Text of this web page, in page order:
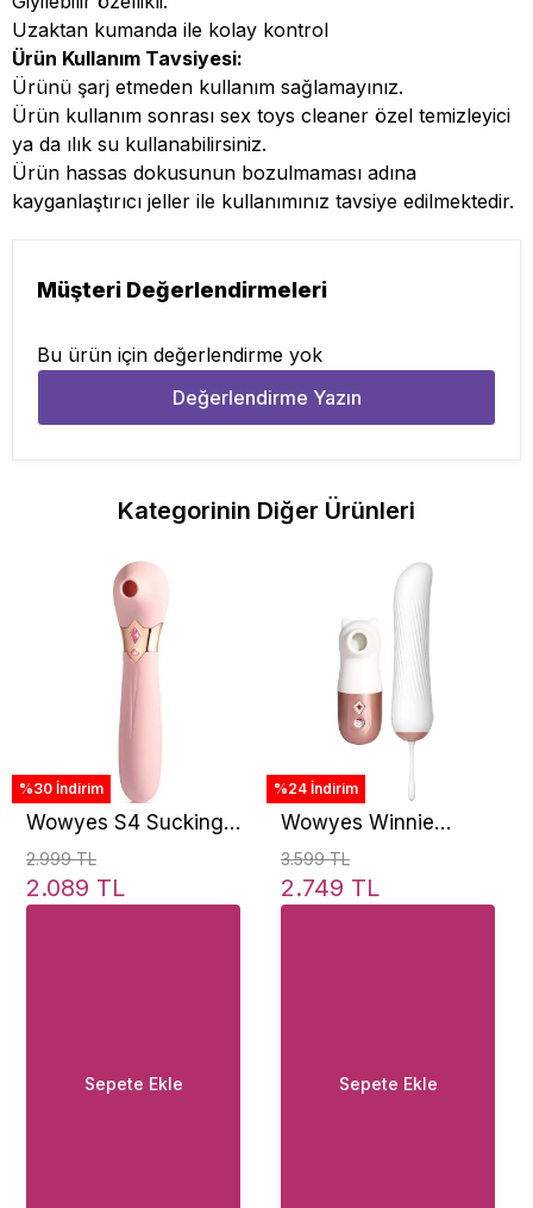
Uzaktan kumanda ile kolay kontrol
Ürün Kullanım Tavsiyesi:
Ürünü şarj etmeden kullanım sağlamayınız.
Ürün kullanım sonrası sex toys cleaner özel temizleyici
ya da ılık su kullanabilirsiniz.
Ürün hassas dokusunun bozulmaması adına
kayganlaştırıcı jeller ile kullanımınız tavsiye edilmektedir.
Müşteri Değerlendirmeleri
Bu ürün için değerlendirme yok
Değerlendirme Yazın
Kategorinin Diğer Ürünleri
%30 İndirim
Wowyes S4 Sucking
Massager Klitoris
Emiş Güçlü Vibratör
2.999 TL
2.089 TL
Sepete Ekle
%24 İndirim
Wowyes Winnie
Massager İleri Geri
Hareketli Vibratör ve
Emiş Güçlü Vibratör
3.599 TL
2.749 TL
Sepete Ekle